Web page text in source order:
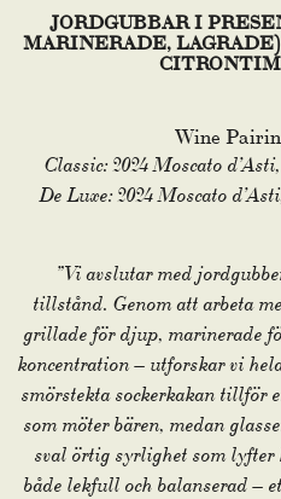
JORDGUBBAR I
MARINERADE,
Wine
Classic: 2024 Moscato
De Luxe: 2024 Moscato
”Vi avslutar med
tillstånd. Genom att arbeta
grillade för djup, marinerade
koncentration – utforskar vi
smörstekta sockerkakan tillför
som möter bären, medan
sval örtig syrlighet som lyfter
både lekfull och balanserad –